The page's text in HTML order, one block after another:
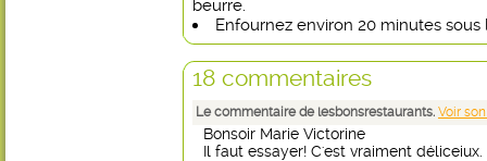
beurre.
Enfournez environ 20 minutes sous
18 commentaires
Le commentaire de lesbonsrestaurants. Voir
Bonsoir Marie Victorine
Il faut essayer! C'est vraiment déliceiux.